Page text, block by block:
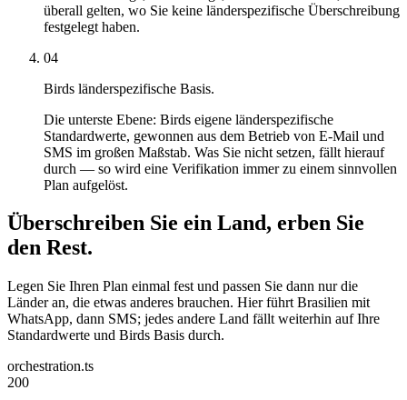
überall gelten, wo Sie keine länderspezifische Überschreibung
festgelegt haben.
04
Birds länderspezifische Basis.
Die unterste Ebene: Birds eigene länderspezifische
Standardwerte, gewonnen aus dem Betrieb von E-Mail und
SMS im großen Maßstab. Was Sie nicht setzen, fällt hierauf
durch — so wird eine Verifikation immer zu einem sinnvollen
Plan aufgelöst.
Überschreiben Sie ein Land, erben Sie
den Rest.
Legen Sie Ihren Plan einmal fest und passen Sie dann nur die
Länder an, die etwas anderes brauchen. Hier führt Brasilien mit
WhatsApp, dann SMS; jedes andere Land fällt weiterhin auf Ihre
Standardwerte und Birds Basis durch.
orchestration.ts
200